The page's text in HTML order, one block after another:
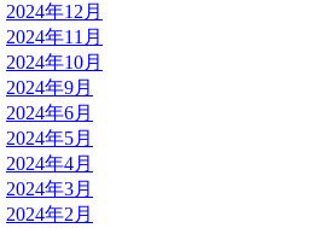
2024年12月
2024年11月
2024年10月
2024年9月
2024年6月
2024年5月
2024年4月
2024年3月
2024年2月